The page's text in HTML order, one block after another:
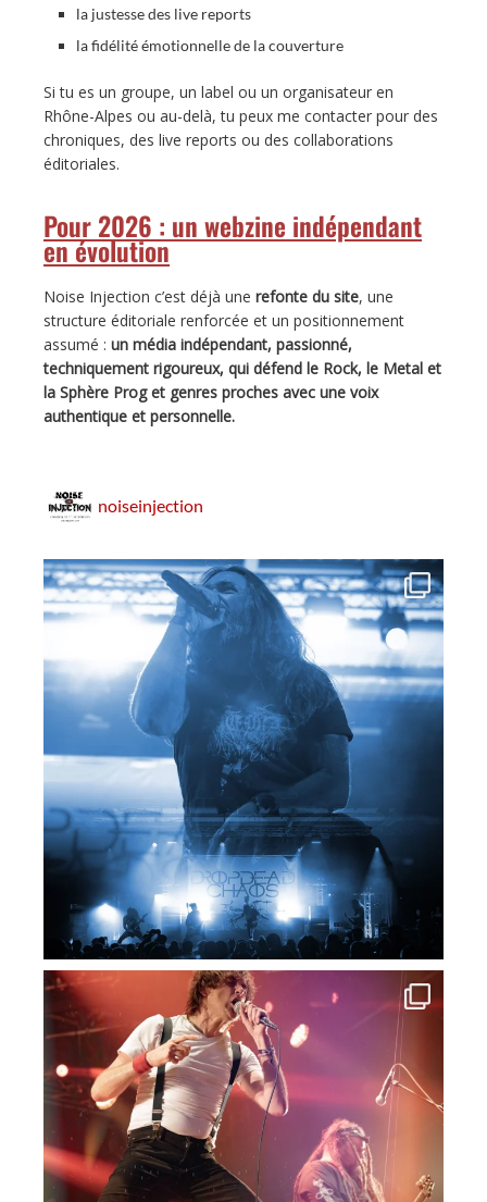
la justesse des live reports
la fidélité émotionnelle de la couverture
Si tu es un groupe, un label ou un organisateur en
Rhône-Alpes ou au-delà, tu peux me contacter pour des
chroniques, des live reports ou des collaborations
éditoriales.
Pour 2026 : un webzine indépendant
en évolution
Noise Injection c’est déjà une refonte du site, une
structure éditoriale renforcée et un positionnement
assumé : un média indépendant, passionné,
techniquement rigoureux, qui défend le Rock, le Metal et
la Sphère Prog et genres proches avec une voix
authentique et personnelle.
noiseinjection